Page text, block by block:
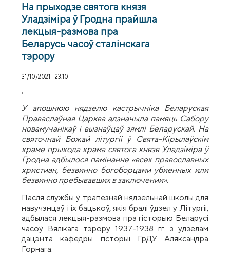
На прыходзе святога князя
Уладзіміра ў Гродна прайшла
лекцыя-размова пра
Беларусь часоў сталінскага
тэрору
31/10/2021 - 23:10
У апошнюю нядзелю кастрычніка Беларуская
Праваслаўная Царква адзначыла памяць Сабору
новамучанікаў і вызнаўцаў зямлі Беларускай. На
святочнай Божай літургіі ў Свята-Кірылаўскім
храме прыхода храма святога князя Уладзіміра ў
Гродна адбылося памінанне «всех православных
христиан, безвинно богоборцами убиенных или
безвинно пребывавших в заключении».
Пасля службы ў трапезнай нядзельнай школы для
навучэнцаў і іх бацькоў, якія бралі ўдзел у Літургіі,
адбылася лекцыя-размова пра гісторыю Беларусі
часоў Вялікага тэрору 1937-1938 гг. з удзелам
дацэнта кафедры гісторыі ГрДУ Аляксандра
Горнага.